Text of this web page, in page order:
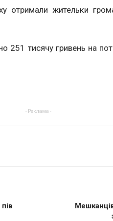
отримали жительки
251 тисячу гривень на
- Реклама -